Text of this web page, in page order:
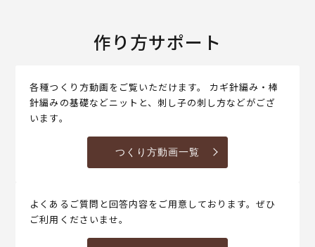
作り方サポート
各種つくり方動画をご覧いただけます。 カギ針編み・棒
針編みの基礎などニットと、刺し子の刺し方などがござ
います。
つくり方動画一覧
よくあるご質問と回答内容をご用意しております。ぜひ
ご利用くださいませ。